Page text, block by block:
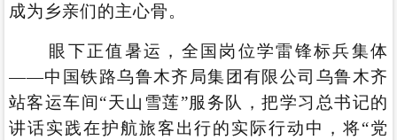
成为乡亲们的主心骨。
眼下正值暑运，全国岗位学雷锋标兵集体
——中国铁路乌鲁木齐局集团有限公司乌鲁木齐
站客运车间“天山雪莲”服务队，把学习总书记的
讲话实践在护航旅客出行的实际行动中，将“党